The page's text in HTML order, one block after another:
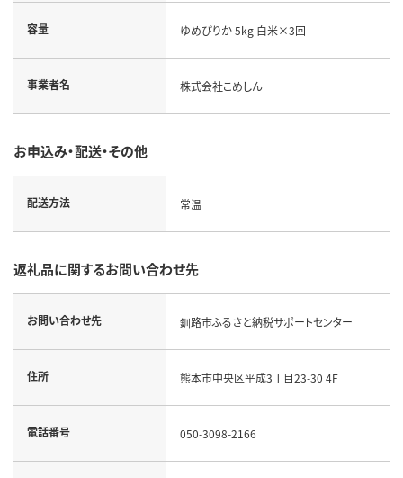
容量 ゆめぴりか 5kg 白米×3回
事業者名 株式会社こめしん
お申込み・配送・その他
配送方法 常温
返礼品に関するお問い合わせ先
お問い合わせ先 釧路市ふるさと納税サポートセンター
住所 熊本市中央区平成3丁目23-30 4F
電話番号 050-3098-2166